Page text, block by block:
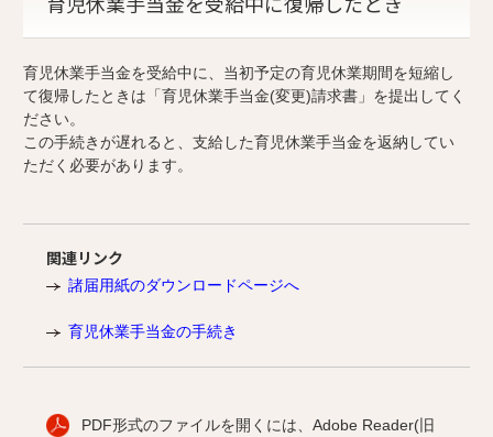
育児休業手当金を受給中に、当初予定の育児休業期間を短縮し
て復帰したときは「育児休業手当金(変更)請求書」を提出してく
ださい。
この手続きが遅れると、支給した育児休業手当金を返納してい
ただく必要があります。
関連リンク
諸届用紙のダウンロードページへ
育児休業手当金の手続き
PDF形式のファイルを開くには、Adobe Reader(旧